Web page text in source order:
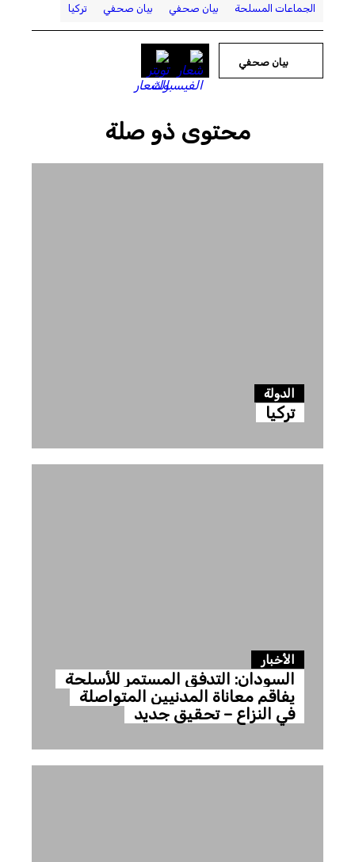
الجماعات المسلحة بيان صحفي بيان صحفي تركيا
بيان صحفي
محتوى ذو صلة
الدولة
تركيا
الأخبار
السودان: التدفق المستمر للأسلحة
يفاقم معاناة المدنيين المتواصلة
في النزاع – تحقيق جديد